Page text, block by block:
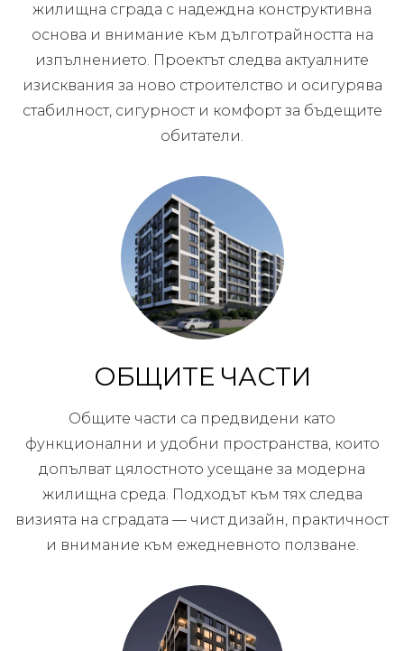
жилищна сграда с надеждна конструктивна
основа и внимание към дълготрайността на
изпълнението. Проектът следва актуалните
изисквания за ново строителство и осигурява
стабилност, сигурност и комфорт за бъдещите
обитатели.
ОБЩИТЕ ЧАСТИ
Общите части са предвидени като
функционални и удобни пространства, които
допълват цялостното усещане за модерна
жилищна среда. Подходът към тях следва
визията на сградата — чист дизайн, практичност
и внимание към ежедневното ползване.